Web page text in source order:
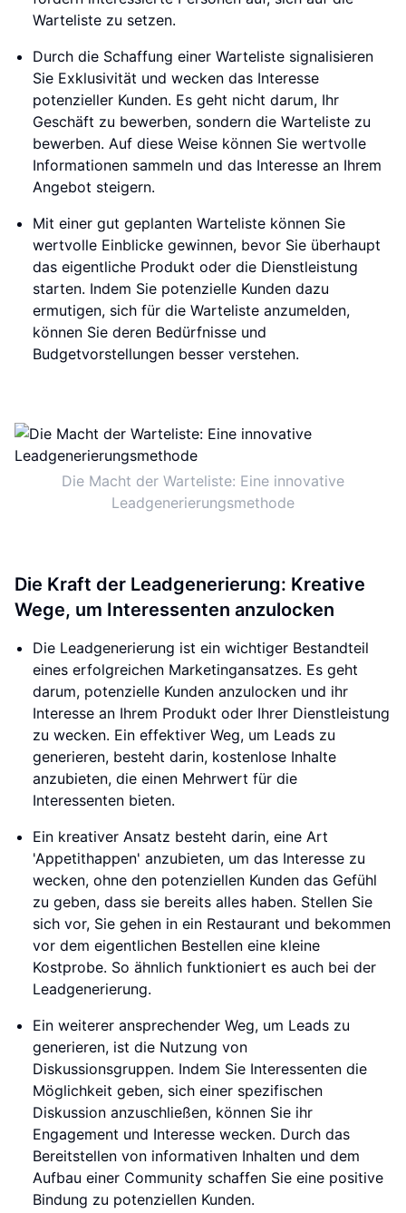
Warteliste zu setzen.
Durch die Schaffung einer Warteliste signalisieren
Sie Exklusivität und wecken das Interesse
potenzieller Kunden. Es geht nicht darum, Ihr
Geschäft zu bewerben, sondern die Warteliste zu
bewerben. Auf diese Weise können Sie wertvolle
Informationen sammeln und das Interesse an Ihrem
Angebot steigern.
Mit einer gut geplanten Warteliste können Sie
wertvolle Einblicke gewinnen, bevor Sie überhaupt
das eigentliche Produkt oder die Dienstleistung
starten. Indem Sie potenzielle Kunden dazu
ermutigen, sich für die Warteliste anzumelden,
können Sie deren Bedürfnisse und
Budgetvorstellungen besser verstehen.
Die Macht der Warteliste: Eine innovative
Leadgenerierungsmethode
Die Kraft der Leadgenerierung: Kreative
Wege, um Interessenten anzulocken
Die Leadgenerierung ist ein wichtiger Bestandteil
eines erfolgreichen Marketingansatzes. Es geht
darum, potenzielle Kunden anzulocken und ihr
Interesse an Ihrem Produkt oder Ihrer Dienstleistung
zu wecken. Ein effektiver Weg, um Leads zu
generieren, besteht darin, kostenlose Inhalte
anzubieten, die einen Mehrwert für die
Interessenten bieten.
Ein kreativer Ansatz besteht darin, eine Art
'Appetithappen' anzubieten, um das Interesse zu
wecken, ohne den potenziellen Kunden das Gefühl
zu geben, dass sie bereits alles haben. Stellen Sie
sich vor, Sie gehen in ein Restaurant und bekommen
vor dem eigentlichen Bestellen eine kleine
Kostprobe. So ähnlich funktioniert es auch bei der
Leadgenerierung.
Ein weiterer ansprechender Weg, um Leads zu
generieren, ist die Nutzung von
Diskussionsgruppen. Indem Sie Interessenten die
Möglichkeit geben, sich einer spezifischen
Diskussion anzuschließen, können Sie ihr
Engagement und Interesse wecken. Durch das
Bereitstellen von informativen Inhalten und dem
Aufbau einer Community schaffen Sie eine positive
Bindung zu potenziellen Kunden.